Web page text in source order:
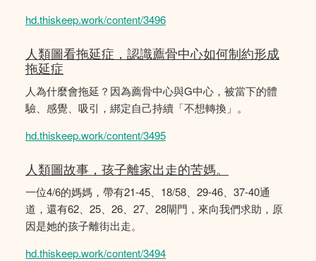
hd.thiskeep.work/content/3496
人類圖看拖延症，認識薦骨中心如何制約形成
拖延症
人為什麼會拖延？因為薦骨中心與G中心，被當下的體
驗、感覺、吸引，綁定自己持續「不想轉換」。
hd.thiskeep.work/content/3495
人類圖故事，孩子離家出走的苦媽。
一位4/6的媽媽，帶有21-45、18/58、29-46、37-40通
道，還有62、25、26、27、28閘門，來向我們求助，原
因是她的孩子離街出走。
hd.thiskeep.work/content/3494